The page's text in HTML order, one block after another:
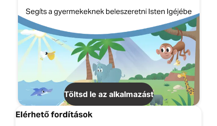
Segíts a gyermekeknek beleszeretni Isten Igéjébe
Töltsd le az alkalmazást
Elérhető fordítások